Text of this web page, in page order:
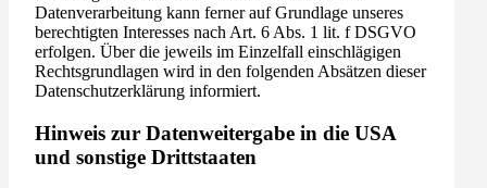
Datenverarbeitung kann ferner auf Grundlage unseres
berechtigten Interesses nach Art. 6 Abs. 1 lit. f DSGVO
erfolgen. Über die jeweils im Einzelfall einschlägigen
Rechtsgrundlagen wird in den folgenden Absätzen dieser
Datenschutzerklärung informiert.
Hinweis zur Datenweitergabe in die USA
und sonstige Drittstaaten